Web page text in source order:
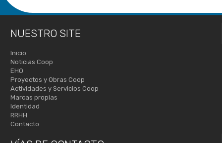
NUESTRO SITE
Inicio
Noticias Coop
EHO
Proyectos y Obras Coop
Actividades y Servicios Coop
Marcas propias
Identidad
RRHH
Contacto